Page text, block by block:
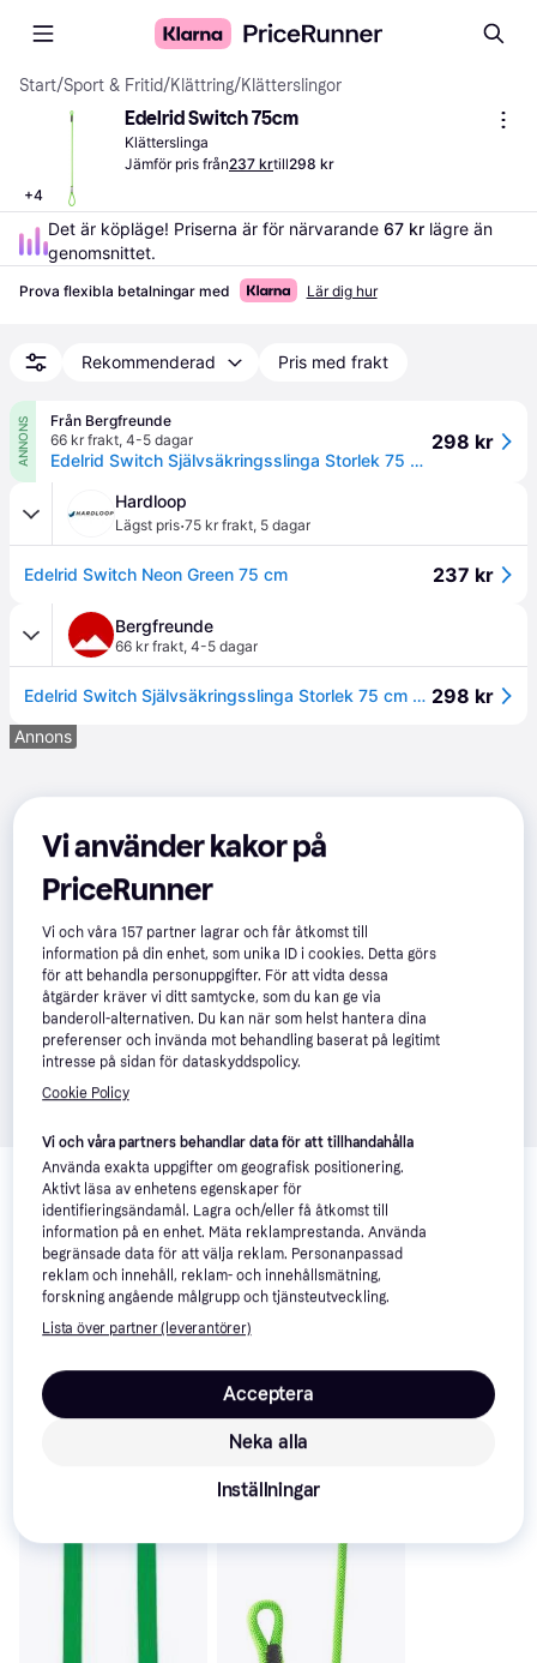
Start/Sport & Fritid/Klättring/Klätterslingor
+4
Edelrid Switch 75cm
Klätterslinga
Jämför pris från237 krtill298 kr
Det är köpläge! Priserna är för närvarande 67 kr lägre än
genomsnittet.
Prova flexibla betalningar med Lär dig hur
Rekommenderad Pris med frakt
ANNONS
Från Bergfreunde
66 kr frakt, 4-5 dagar
Edelrid Switch Självsäkringsslinga Storlek 75 cm Färg grön
298 kr
Hardloop
Lägst pris·75 kr frakt, 5 dagar
Edelrid Switch Neon Green 75 cm 237 kr
Bergfreunde
66 kr frakt, 4-5 dagar
Edelrid Switch Självsäkringsslinga Storlek 75 cm Färg grön 298 kr
Annons
Relaterade produkter
Vi har plockat fram ett urval av produkter som kanske skulle
intressera dig. Visa alla
Vi använder kakor på
PriceRunner
Vi och våra157 partner lagrar och får åtkomst till
information på din enhet, som unika ID i cookies. Detta görs
för att behandla personuppgifter. För att vidta dessa
åtgärder kräver vi ditt samtycke, som du kan ge via
banderoll-alternativen. Du kan när som helst hantera dina
preferenser och invända mot behandling baserat på legitimt
intresse på sidan för dataskyddspolicy.
Cookie Policy
Vi och våra partners behandlar data för att tillhandahålla
Använda exakta uppgifter om geografisk positionering.
Aktivt läsa av enhetens egenskaper för
identifieringsändamål. Lagra och/eller få åtkomst till
information på en enhet. Mäta reklamprestanda. Använda
begränsade data för att välja reklam. Personanpassad
reklam och innehåll, reklam- och innehållsmätning,
forskning angående målgrupp och tjänsteutveckling.
Lista över partner (leverantörer)
Neka alla
Acceptera
Inställningar